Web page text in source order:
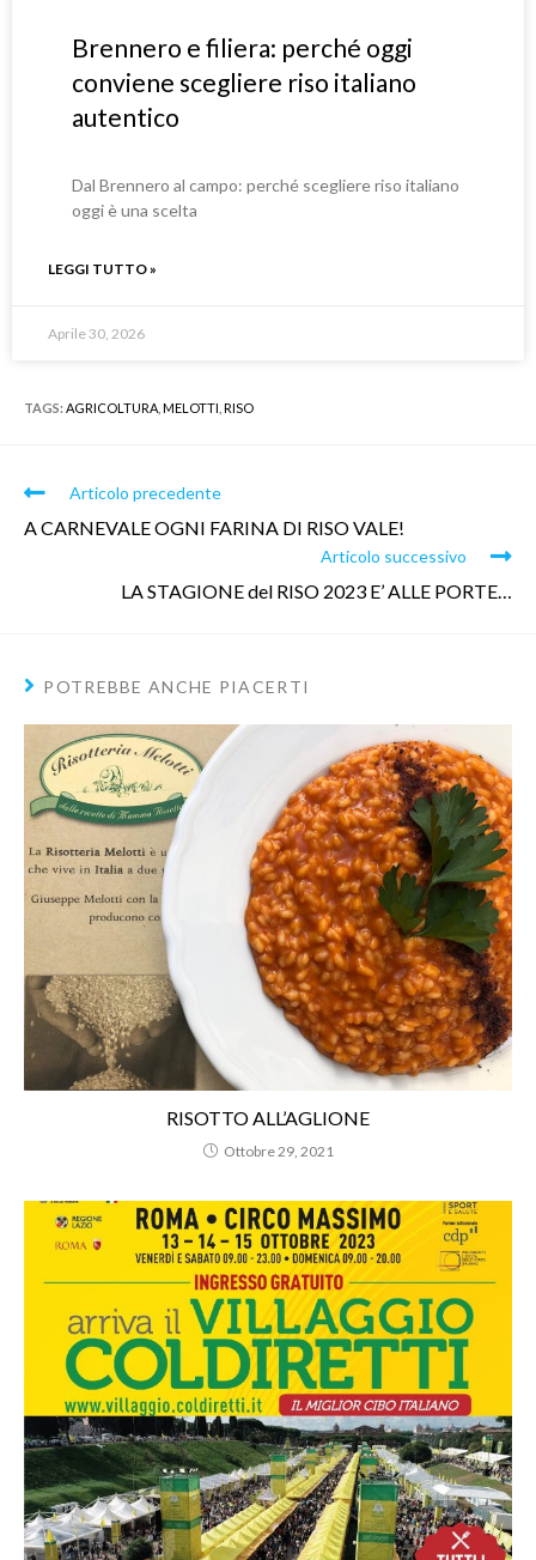
Brennero e filiera: perché oggi
conviene scegliere riso italiano
autentico
Dal Brennero al campo: perché scegliere riso italiano
oggi è una scelta
LEGGI TUTTO »
Aprile 30, 2026
TAGS: AGRICOLTURA MELOTTI RISO
Articolo precedente
A CARNEVALE OGNI FARINA DI RISO VALE!
Articolo successivo
LA STAGIONE del RISO 2023 E’ ALLE PORTE…
POTREBBE ANCHE PIACERTI
RISOTTO ALL’AGLIONE
Ottobre 29, 2021